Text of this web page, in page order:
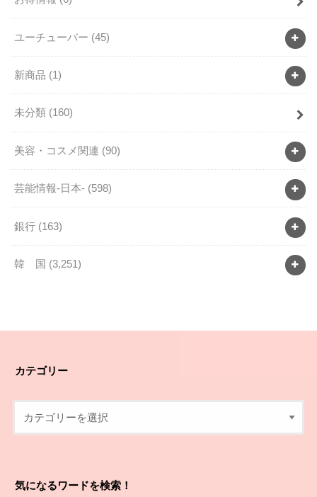
ユーチューバー (45)
新商品 (1)
未分類 (160)
美容・コスメ関連 (90)
芸能情報-日本- (598)
銀行 (163)
韓 国 (3,251)
カテゴリー
気になるワードを検索！